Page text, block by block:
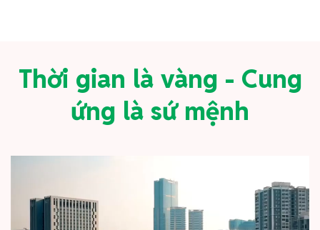
Thời gian là vàng - Cung
ứng là sứ mệnh